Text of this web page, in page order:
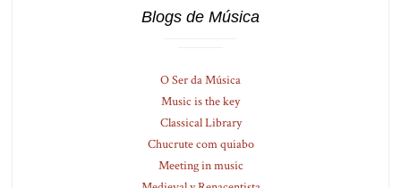
Blogs de Música
O Ser da Música
Music is the key
Classical Library
Chucrute com quiabo
Meeting in music